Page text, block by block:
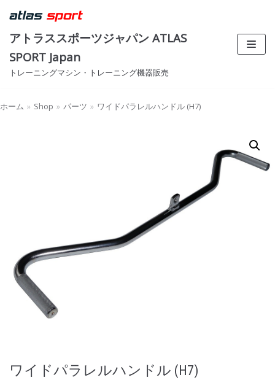
コ
テ
ン
ツ
ス
アトラススポーツジャパン ATLAS
SPORT Japan
トレーニングマシン・トレーニング機器販売
ホーム » Shop » パーツ » ワイドパラレルハンドル (H7)
ワイドパラレルハンドル (H7)